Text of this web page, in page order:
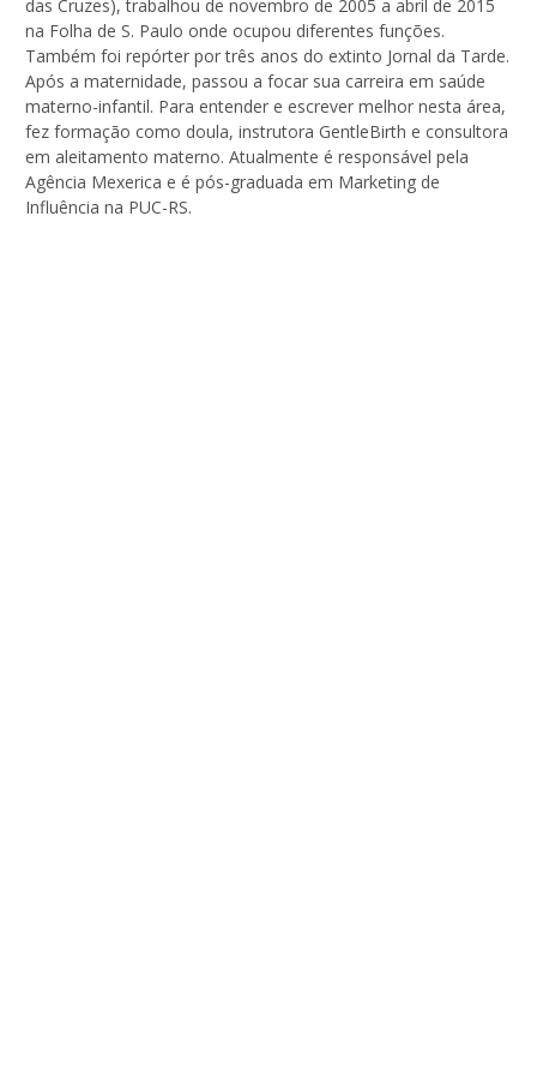
das Cruzes), trabalhou de novembro de 2005 a abril de 2015
na Folha de S. Paulo onde ocupou diferentes funções.
Também foi repórter por três anos do extinto Jornal da Tarde.
Após a maternidade, passou a focar sua carreira em saúde
materno-infantil. Para entender e escrever melhor nesta área,
fez formação como doula, instrutora GentleBirth e consultora
em aleitamento materno. Atualmente é responsável pela
Agência Mexerica e é pós-graduada em Marketing de
Influência na PUC-RS.